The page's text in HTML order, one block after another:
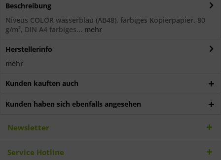
Beschreibung
Niveus COLOR wasserblau (AB48), farbiges Kopierpapier, 80
g/m², DIN A4 farbiges... mehr
Herstellerinfo
mehr
Kunden kauften auch
Kunden haben sich ebenfalls angesehen
Newsletter
Service Hotline